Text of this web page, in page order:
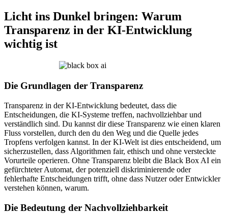
Licht ins Dunkel bringen: Warum
Transparenz in der KI-Entwicklung
wichtig ist
Die Grundlagen der Transparenz
Transparenz in der KI-Entwicklung bedeutet, dass die
Entscheidungen, die KI-Systeme treffen, nachvollziehbar und
verständlich sind. Du kannst dir diese Transparenz wie einen klaren
Fluss vorstellen, durch den du den Weg und die Quelle jedes
Tropfens verfolgen kannst. In der KI-Welt ist dies entscheidend, um
sicherzustellen, dass Algorithmen fair, ethisch und ohne versteckte
Vorurteile operieren. Ohne Transparenz bleibt die Black Box AI ein
gefürchteter Automat, der potenziell diskriminierende oder
fehlerhafte Entscheidungen trifft, ohne dass Nutzer oder Entwickler
verstehen können, warum.
Die Bedeutung der Nachvollziehbarkeit